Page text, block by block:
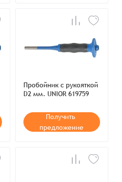
Пробойник с рукояткой
D2 мм. UNIOR 619759
Получить
предложение